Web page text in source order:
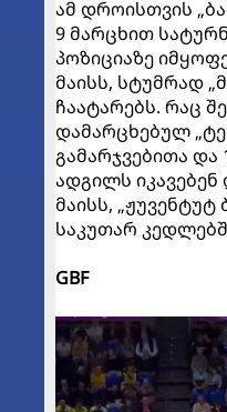
ამ დროისთვის
9 მარცხით
პოზიციაზე
მაისს, სტუმრად
ჩაატარებს. რაც
დამარცხებულ
გამარჯვებითა და
ადგილს
მაისს,
საკუთარ
GBF